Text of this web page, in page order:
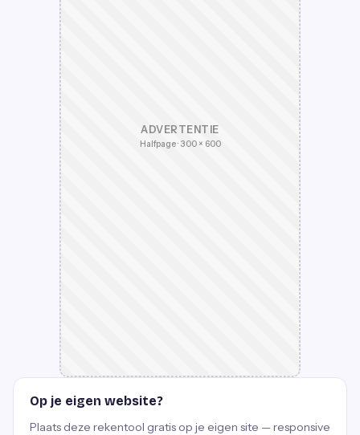
ADVERTENTIE
Halfpage · 300 × 600
Op je eigen website?
Plaats deze rekentool gratis op je eigen site — responsive